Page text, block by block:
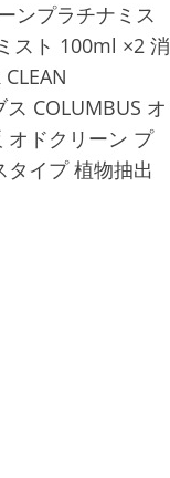
ンプラチナミス
スト 100ml ×2 消
COLUMBUS オ
オドクリーン プ
イプ 植物抽出